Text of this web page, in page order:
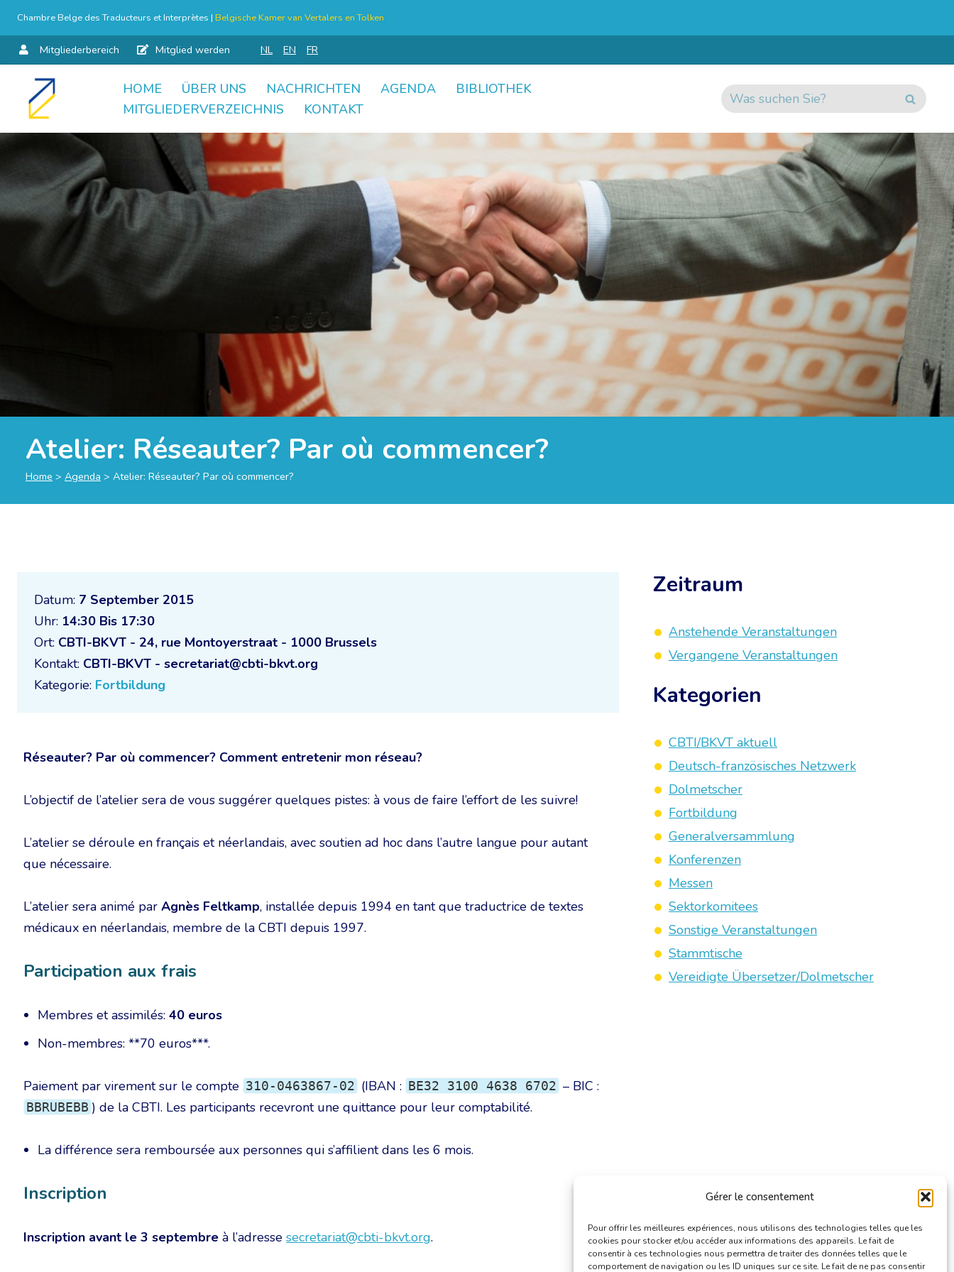
Gérer le consentement
Pour offrir les meilleures expériences, nous utilisons des technologies telles que les
cookies pour stocker et/ou accéder aux informations des appareils. Le fait de
consentir à ces technologies nous permettra de traiter des données telles que le
comportement de navigation ou les ID uniques sur ce site. Le fait de ne pas consentir
Chambre Belge des Traducteurs et Interprètes | Belgische Kamer van Vertalers en Tolken
Mitgliederbereich Mitglied werden NL EN FR
Skip
HOME ÜBER UNS NACHRICHTEN AGENDA
BIBLIOTHEK
MITGLIEDERVERZEICHNIS
KONTAKT
Atelier: Réseauter? Par où commencer?
Home > Agenda > Atelier: Réseauter? Par où commencer?
Datum: 7 September 2015
Uhr: 14:30 Bis 17:30
Ort: CBTI-BKVT - 24, rue Montoyerstraat - 1000 Brussels
Kontakt: CBTI-BKVT - secretariat@cbti-bkvt.org
Kategorie: Fortbildung
Réseauter? Par où commencer? Comment entretenir mon réseau?
L’objectif de l’atelier sera de vous suggérer quelques pistes: à vous de faire l’effort de les suivre!
L’atelier se déroule en français et néerlandais, avec soutien ad hoc dans l’autre langue pour autant
que nécessaire.
L’atelier sera animé par Agnès Feltkamp, installée depuis 1994 en tant que traductrice de textes
médicaux en néerlandais, membre de la CBTI depuis 1997.
Participation aux frais
Membres et assimilés: 40 euros
Non-membres: **70 euros***.
Paiement par virement sur le compte 310-0463867-02 (IBAN : BE32 3100 4638 6702 – BIC :
BBRUBEBB ) de la CBTI. Les participants recevront une quittance pour leur comptabilité.
La différence sera remboursée aux personnes qui s’affilient dans les 6 mois.
Inscription
Inscription avant le 3 septembre à l’adresse secretariat@cbti-bkvt.org.
Zeitraum
Anstehende Veranstaltungen
Vergangene Veranstaltungen
Kategorien
CBTI/BKVT aktuell
Deutsch-französisches Netzwerk
Dolmetscher
Fortbildung
Generalversammlung
Konferenzen
Messen
Sektorkomitees
Sonstige Veranstaltungen
Stammtische
Vereidigte Übersetzer/Dolmetscher